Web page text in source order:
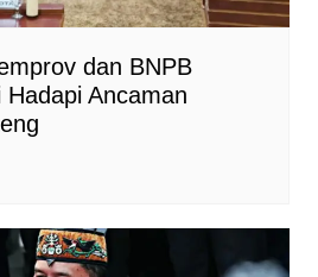
dan BNPB
Ancaman